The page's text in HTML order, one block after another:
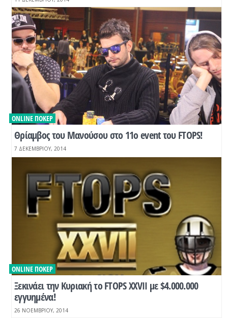
Θρίαμβος του Μανούσου στο 11ο event του FTOPS!
ONLINE ΠΌΚΕΡ
7 ΔΕΚΕΜΒΡΊΟΥ, 2014
Ξεκινάει την Κυριακή το FTOPS XXVII με $4.000.000
εγγυημένα!
ONLINE ΠΌΚΕΡ
26 ΝΟΕΜΒΡΊΟΥ, 2014